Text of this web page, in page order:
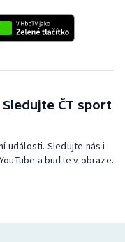
ČT sport
události. Sledujte nás i
a buďte v obraze.